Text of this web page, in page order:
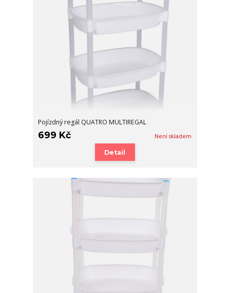
Pojízdný regál QUATRO MULTIREGAL
699 Kč Není skladem
Detail